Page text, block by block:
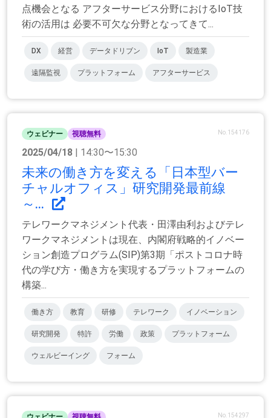
点機会となる アフターサービス分野におけるIoT技
術の活用は 必要不可欠な分野となってきて...
DX 経営 データドリブン IoT 製造業
遠隔監視 プラットフォーム アフターサービス
ウェビナー 視聴無料 No.154176
2025/04/18 | 14:30〜15:30
未来の働き方を変える「日本型バー
チャルオフィス」研究開発最前線
～...
テレワークマネジメント代表・田澤由利およびテレ
ワークマネジメントは現在、内閣府戦略的イノベー
ション創造プログラム(SIP)第3期「ポストコロナ時
代の学び方・働き方を実現するプラットフォームの
構築...
働き方 教育 研修 テレワーク イノベーション
研究開発 特許 労働 政策 プラットフォーム
ウェルビーイング フォーム
No.154297